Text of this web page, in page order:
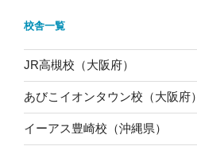
校舎一覧
JR高槻校（大阪府）
あびこイオンタウン校（大阪府）
イーアス豊崎校（沖縄県）